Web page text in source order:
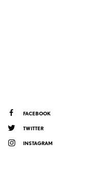
FACEBOOK
TWITTER
INSTAGRAM